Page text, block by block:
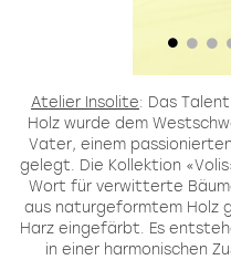
Atelier Insolite: Das
Holz wurde dem
Vater, einem
gelegt. Die Kollektion
Wort für verwitterte
aus naturgeformtem Holz
Harz eingefärbt. Es
in einer harmonischen